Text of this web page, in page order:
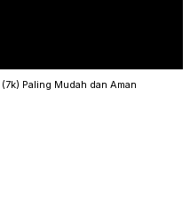
Paling Mudah dan Aman